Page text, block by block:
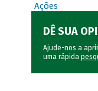
Ações
DÊ SUA
Ajude-nos a
uma rápida